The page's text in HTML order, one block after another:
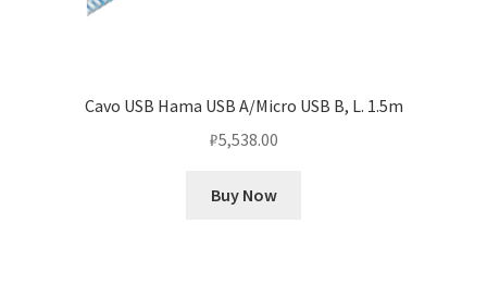
Cavo USB Hama USB A/Micro USB B, L. 1.5m
₽5,538.00
Buy Now